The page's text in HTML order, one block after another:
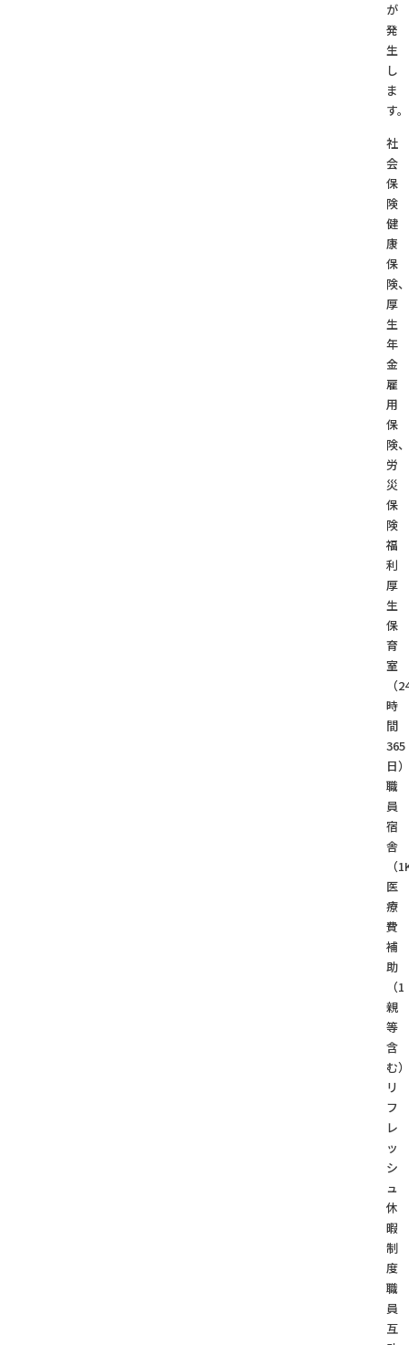
が
発
生
し
ま
す。
社
会
保
険
健
康
保
険、
厚
生
年
金
雇
用
保
険、
労
災
保
険
福
利
厚
生
保
育
室
（
時
間
365
日）
職
員
宿
舎
（
医
療
費
補
助
（1
親
等
含
む）
リ
フ
レ
ッ
シ
ュ
休
暇
制
度
職
員
互